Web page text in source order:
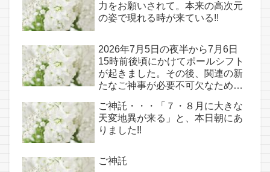
力をお願いされて。本来の高次元
の姿で現れる時が来ている!!
2026年7月5日の夜半から7月6日
15時前後頃にかけてポールシフト
が起きました。その後、関連の新
たなご神事が必要不可欠なため、
点であり古代太陽信仰の中心点で
もある伊弉諾宮、他3ヵ所へのご
神託あり！！
ご神託・・・「７・８月に大きな
天変地異が来る」と、本日朝にあ
りました!!
ご神託